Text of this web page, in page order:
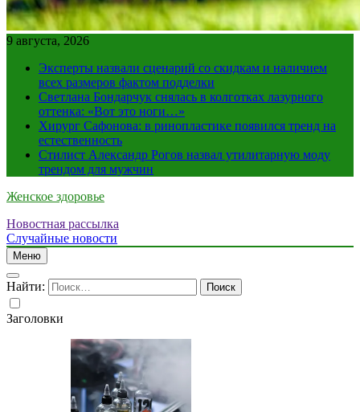
9 августа, 2026
Эксперты назвали сценарий со скидкам и наличием
всех размеров фактом подделки
Светлана Бондарчук снялась в колготках лазурного
оттенка: «Вот это ноги…»
Хирург Сафонова: в ринопластике появился тренд на
естественность
Стилист Александр Рогов назвал утилитарную моду
трендом для мужчин
Женское здоровье
Новостная рассылка
Случайные новости
Меню
Найти:
Заголовки